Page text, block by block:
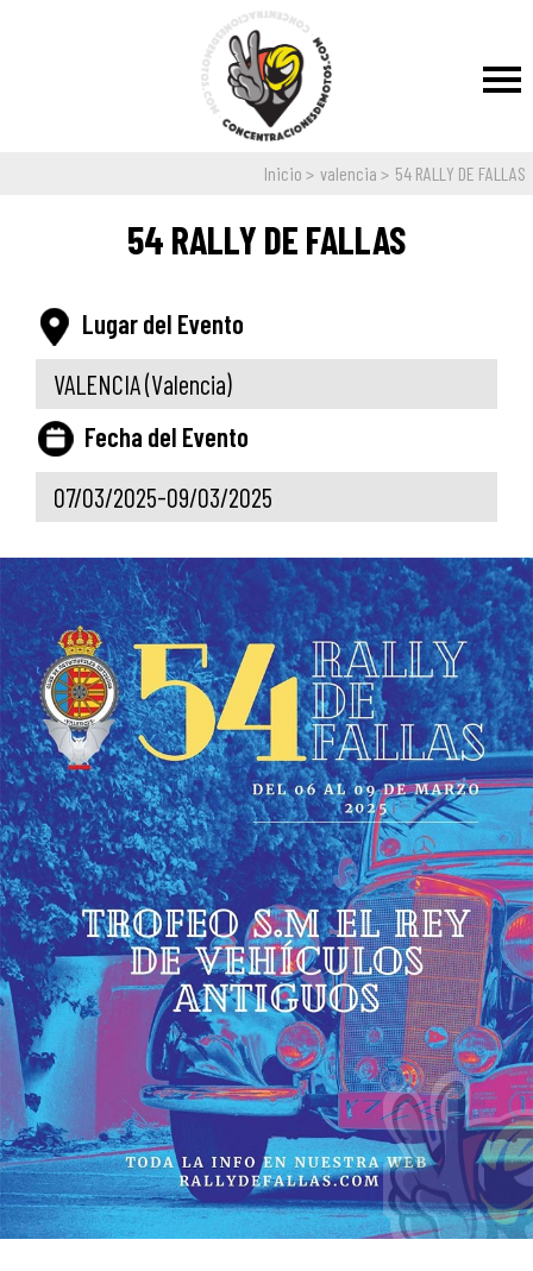
Inicio valencia 54 RALLY DE FALLAS
54 RALLY DE FALLAS
Lugar del Evento
VALENCIA(Valencia)
Fecha del Evento
07/03/2025-09/03/2025